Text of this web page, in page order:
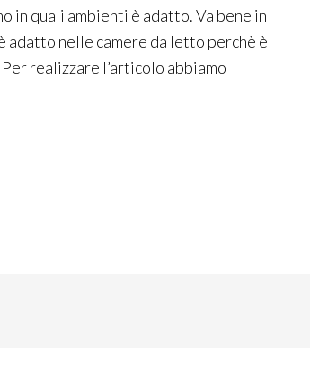
in quali ambienti è adatto. Va bene in
adatto nelle camere da letto perchè è
realizzare l’articolo abbiamo